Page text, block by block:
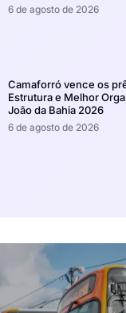
6 de agosto de 2026
Camaforró vence os
Estrutura e Melhor
João da Bahia 2026
6 de agosto de 2026